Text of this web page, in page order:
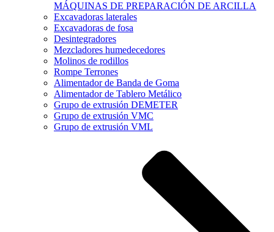
MÁQUINAS DE PREPARACIÓN DE ARCILLA
Excavadoras laterales
Excavadoras de fosa
Desintegradores
Mezcladores humedecedores
Molinos de rodillos
Rompe Terrones
Alimentador de Banda de Goma
Alimentador de Tablero Metálico
Grupo de extrusión DEMETER
Grupo de extrusión VMC
Grupo de extrusión VML